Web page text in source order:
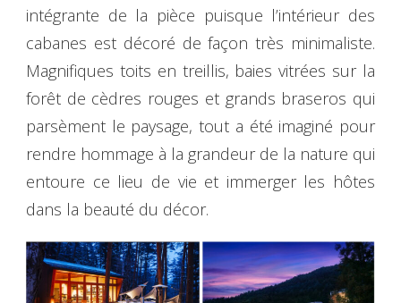
intégrante de la pièce puisque l’intérieur des
cabanes est décoré de façon très minimaliste.
Magnifiques toits en treillis, baies vitrées sur la
forêt de cèdres rouges et grands braseros qui
parsèment le paysage, tout a été imaginé pour
rendre hommage à la grandeur de la nature qui
entoure ce lieu de vie et immerger les hôtes
dans la beauté du décor.